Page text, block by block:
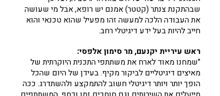
שבהתקנת צנתר (קטטר) אמנם יש רופא, אבל מי שעושה
את העבודה הלכה למעשה זהו מפעיל שהוא טכנאי והוא
חייב להיות בעל ידע דיגיטלי רחב.
ראש עיריית יקנעם, מר סימון אלפסי:
"שמחנו מאוד לארח את משתתפי התכנית היוקרתית של
מאיצים דיגיטליים לביקור מקיף. בעידן של היום שהכל
הופך יותר ויותר דיגיטלי חשוב להתמקצע ולהשתדרג. ככה